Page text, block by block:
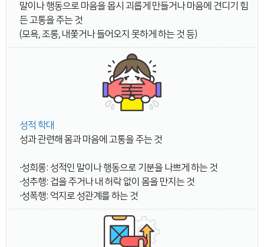
말이나 행동으로 마음을 몹시 괴롭게 만들거나 마음에 견디기 힘
든 고통을 주는 것
(모욕, 조롱, 내쫓거나 들어오지 못하게 하는 것 등)
성적 학대
성과 관련해 몸과 마음에 고통을 주는 것
∙성희롱: 성적인 말이나 행동으로 기분을 나쁘게 하는 것
∙성추행: 겁을 주거나 내 허락 없이 몸을 만지는 것
∙성폭행: 억지로 성관계를 하는 것